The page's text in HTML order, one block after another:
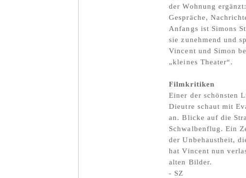
der Wohnung
Gespräche,
Anfangs ist Simons
sie zunehmend und
Vincent und Simon
„kleines Theater“.
Filmkritiken
Einer der schönsten
Dieutre schaut mit
an. Blicke auf die
Schwalbenflug. Ein
der Unbehaustheit,
hat Vincent nun
alten Bilder.
- SZ